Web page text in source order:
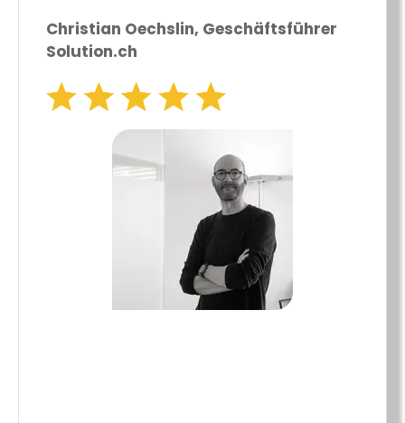
Christian Oechslin, Geschäftsführer
Solution.ch